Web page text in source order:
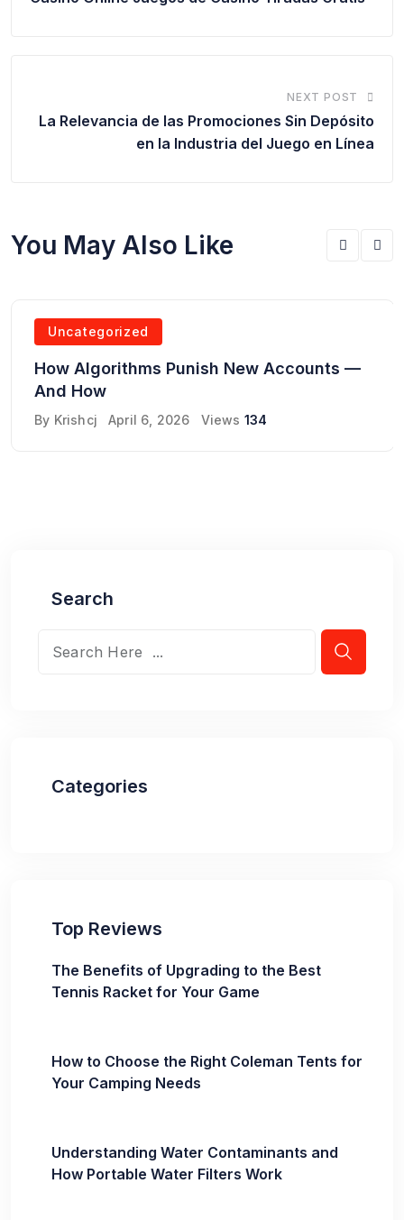
NEXT POST
La Relevancia de las Promociones Sin Depósito
en la Industria del Juego en Línea
You May Also Like
Uncategorized
How Algorithms Punish New Accounts —
And How
By Krishcj April 6, 2026 Views 134
Search
Categories
Top Reviews
The Benefits of Upgrading to the Best
Tennis Racket for Your Game
How to Choose the Right Coleman Tents for
Your Camping Needs
Understanding Water Contaminants and
How Portable Water Filters Work